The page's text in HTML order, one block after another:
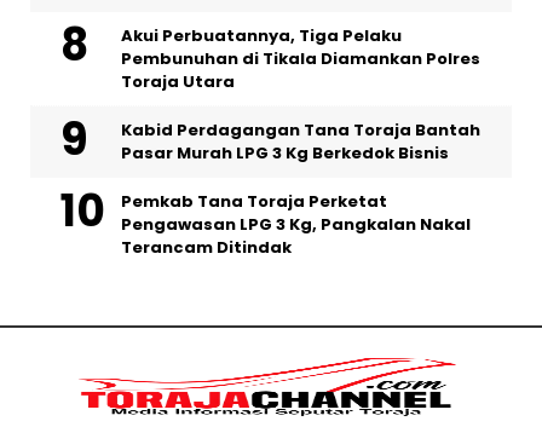
Akui Perbuatannya, Tiga Pelaku
Pembunuhan di Tikala Diamankan Polres
Toraja Utara
Kabid Perdagangan Tana Toraja Bantah
Pasar Murah LPG 3 Kg Berkedok Bisnis
Pemkab Tana Toraja Perketat
Pengawasan LPG 3 Kg, Pangkalan Nakal
Terancam Ditindak